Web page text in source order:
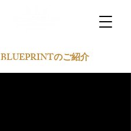
​BLUEPRINTのご紹介